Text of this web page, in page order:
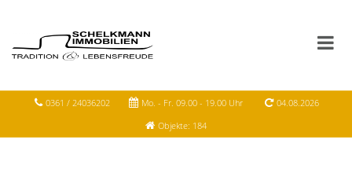
0361 / 24036202 Mo. - Fr. 09.00 - 19.00 Uhr
04.08.2026
Objekte: 184